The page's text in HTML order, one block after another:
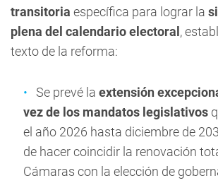
transitoria específica para lograr la
plena del calendario electoral ,
texto de la reforma:
Se prevé la extensión
vez de los mandatos legislativos
el año 2026 hasta diciembre de
de hacer coincidir la renovación
Cámaras con la elección de